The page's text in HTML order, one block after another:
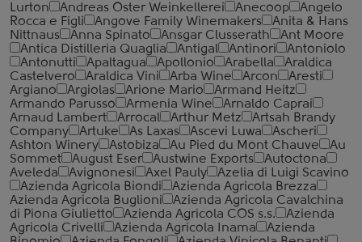
Lurton
Andreas Oster Weinkellerei Anecoop
Angelo
Rocca е Figli
Angove Family Winemakers
Anita & Hans
Nittnaus
Anna Spinato Ansgar Clusserath
Ant Moore
Antica Distilleria Quaglia
Antigal Antinori
Antoniolo
Antonutti
Apaltagua Apollonio Arabella
Araldica
Castelvero
Araldica Vini Arba Wine Arcon
Aresti
Argiano
Argiolas Arione Mario
Armand Heitz
Armando Parusso
Armenia Wine
Arnaldo Caprai
Arnaud Lambert
Arrocal Arthur Metz
Artsah Brandy
Company
Artuke As Laxas Ascevi Luwa
Ascheri
Ashton Winery
Astobiza Au Pied du Mont Chauve
Au
Sommet
August Eser Austwine Exports
Autoctona
Aveleda
Avignonesi Axel Pauly
Azelia di Luigi Scavino
Azienda Agricola Biondi
Azienda Agricola Brezza
Azienda Agricola Buglioni
Azienda Agricola Cavalchina
di Piona Giulietto
Azienda Agricola COS s.s.
Azienda
Agricola Crivelli
Azienda Agricola Inama
Azienda